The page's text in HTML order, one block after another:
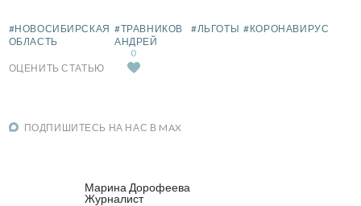
#НОВОСИБИРСКАЯ
ОБЛАСТЬ
#ТРАВНИКОВ
АНДРЕЙ
#ЛЬГОТЫ #КОРОНАВИРУС
ОЦЕНИТЬ СТАТЬЮ
0
ПОДПИШИТЕСЬ НА НАС В MAX
Марина Дорофеева
Журналист